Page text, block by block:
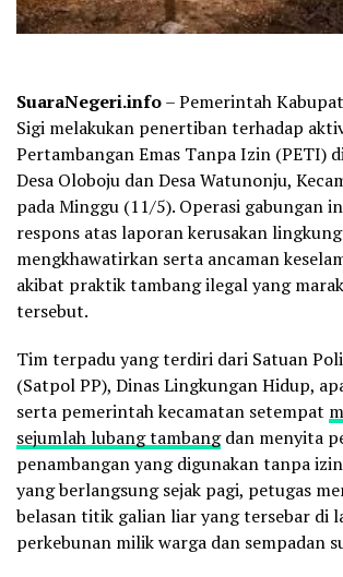
SuaraNegeri.info– Pemerintah
Sigi melakukan penertiban terhadap
Pertambangan Emas Tanpa Izin (PETI)
Desa Oloboju dan Desa Watunonju,
pada Minggu (11/5). Operasi gabungan
respons atas laporan kerusakan
mengkhawatirkan serta ancaman
akibat praktik tambang ilegal yang
tersebut.
Tim terpadu yang terdiri dari Satuan
(Satpol PP), Dinas Lingkungan Hidup,
serta pemerintah kecamatan setempat
sejumlah lubang tambangdan menyita
penambangan yang digunakan tanpa
yang berlangsung sejak pagi, petugas
belasan titik galian liar yang tersebar di
perkebunan milik warga dan sempadan